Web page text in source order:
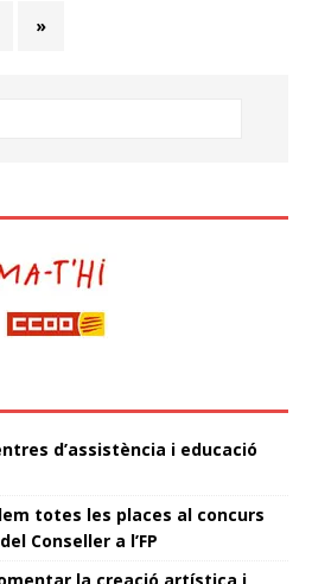
»
d’assistència i educació
totes les places al concurs
Conseller a l’FP